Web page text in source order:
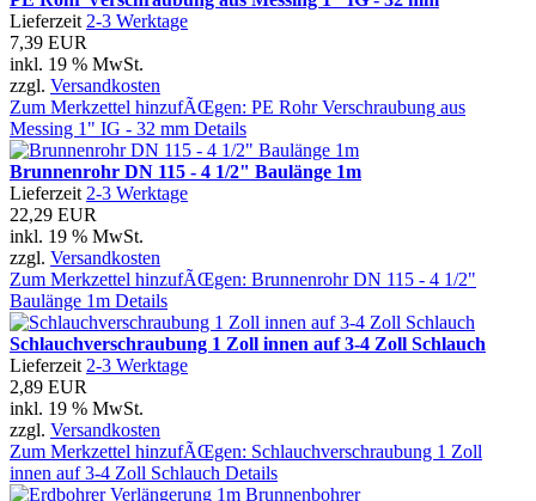
Lieferzeit2-3 Werktage
7,39 EUR
inkl. 19 % MwSt.
zzgl. Versandkosten
Zum Merkzettel hinzufÃŒgen: PE Rohr Verschraubung aus
Messing 1" IG - 32 mm Details
Brunnenrohr DN 115 - 4 1/2" Baulänge 1m
Lieferzeit2-3 Werktage
22,29 EUR
inkl. 19 % MwSt.
zzgl. Versandkosten
Zum Merkzettel hinzufÃŒgen: Brunnenrohr DN 115 - 4 1/2"
Baulänge 1m Details
Schlauchverschraubung 1 Zoll innen auf 3-4 Zoll Schlauch
Lieferzeit2-3 Werktage
2,89 EUR
inkl. 19 % MwSt.
zzgl. Versandkosten
Zum Merkzettel hinzufÃŒgen: Schlauchverschraubung 1 Zoll
innen auf 3-4 Zoll Schlauch Details